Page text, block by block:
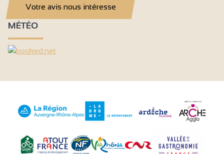
Votre avis nous intéresse
MÉTÉO